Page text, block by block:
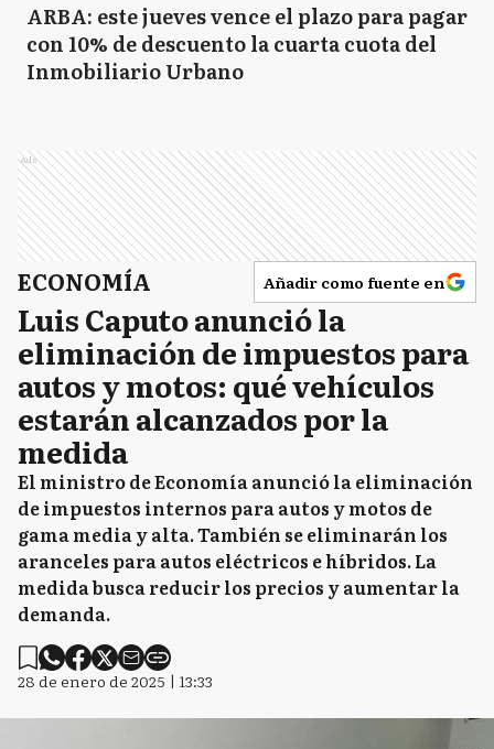
ARBA: este jueves vence el plazo para pagar
con 10% de descuento la cuarta cuota del
Inmobiliario Urbano
Ads
ECONOMÍA Añadir como fuente en
Luis Caputo anunció la
eliminación de impuestos para
autos y motos: qué vehículos
estarán alcanzados por la
medida
El ministro de Economía anunció la eliminación
de impuestos internos para autos y motos de
gama media y alta. También se eliminarán los
aranceles para autos eléctricos e híbridos. La
medida busca reducir los precios y aumentar la
demanda.
28 de enero de 2025 | 13:33